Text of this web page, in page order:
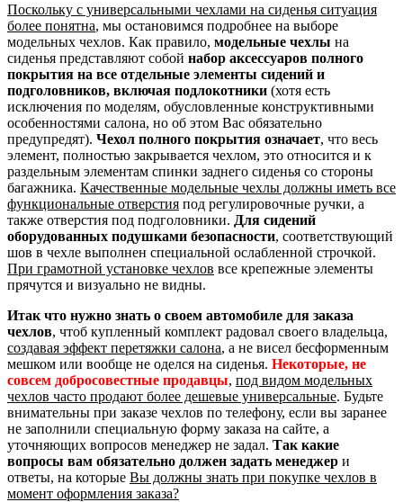
Поскольку с универсальными чехлами на сиденья ситуация
более понятна, мы остановимся подробнее на выборе
модельных чехлов. Как правило, модельные чехлы на
сиденья представляют собой набор аксессуаров полного
покрытия на все отдельные элементы сидений и
подголовников, включая подлокотники (хотя есть
исключения по моделям, обусловленные конструктивными
особенностями салона, но об этом Вас обязательно
предупредят). Чехол полного покрытия означает, что весь
элемент, полностью закрывается чехлом, это относится и к
раздельным элементам спинки заднего сиденья со стороны
багажника. Качественные модельные чехлы должны иметь все
функциональные отверстия под регулировочные ручки, а
также отверстия под подголовники. Для сидений
оборудованных подушками безопасности, соответствующий
шов в чехле выполнен специальной ослабленной строчкой.
При грамотной установке чехлов все крепежные элементы
прячутся и визуально не видны.
Итак что нужно знать о своем автомобиле для заказа
чехлов, чтоб купленный комплект радовал своего владельца,
создавая эффект перетяжки салона, а не висел бесформенным
мешком или вообще не оделся на сиденья. Некоторые, не
совсем добросовестные продавцы, под видом модельных
чехлов часто продают более дешевые универсальные. Будьте
внимательны при заказе чехлов по телефону, если вы заранее
не заполнили специальную форму заказа на сайте, а
уточняющих вопросов менеджер не задал. Так какие
вопросы вам обязательно должен задать менеджер и
ответы, на которые Вы должны знать при покупке чехлов в
момент оформления заказа?